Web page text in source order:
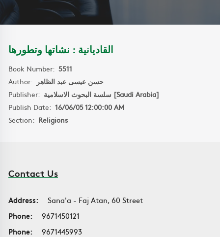
القاديانية : نشاتها وتطورها
Book Number: 5511
Author: حسن عيسى عبد الظاهر
Publisher:
سلسة البحوث الاسلامية [Saudi Arabia]
Publish Date: 16/06/05 12:00:00 AM
Section: Religions
Contact Us
Address:
Sana'a - Faj Atan, 60 Street
Phone:
9671450121
Phone:
9671445993